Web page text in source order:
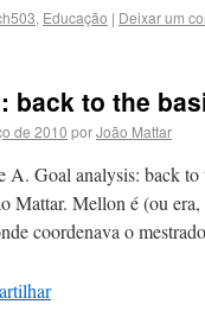
, Educação | Deixar um
back to the
de 2010 porJoão Mattar
Goal analysis: back to
Mattar. Mellon é (ou
coordenava o